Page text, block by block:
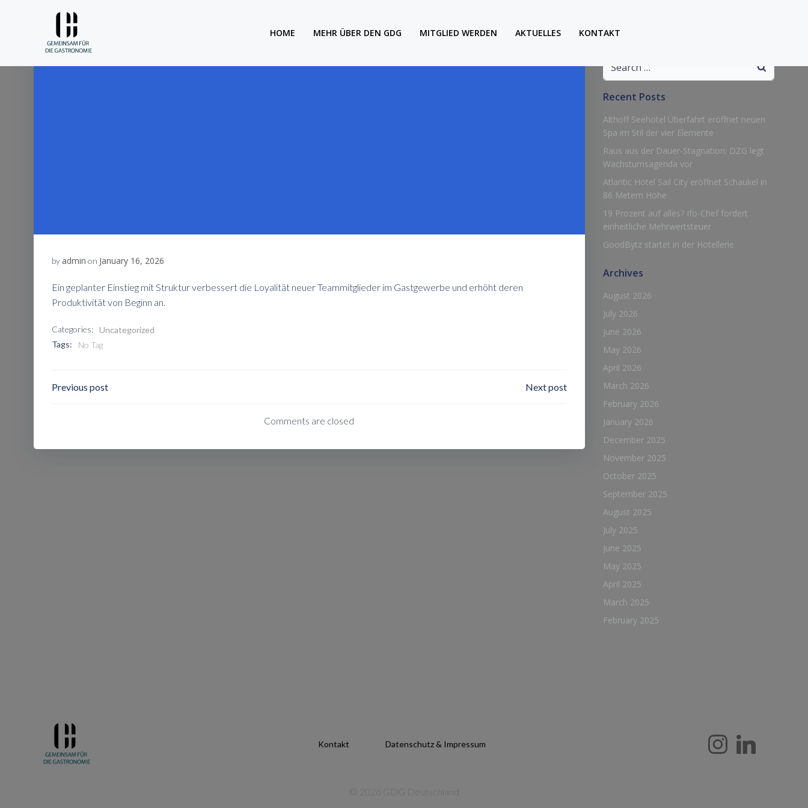
HOME MEHR ÜBER DEN GDG MITGLIED WERDEN AKTUELLES KONTAKT
by admin on January 16, 2026
Ein geplanter Einstieg mit Struktur verbessert die Loyalität neuer Teammitglieder im Gastgewerbe und erhöht deren
Produktivität von Beginn an.
Categories: Uncategorized
Tags:
No Tag
Post
Previous post
Navigation
Next post
Comments are closed
for:
Recent Posts
Althoff Seehotel Überfahrt eröffnet neuen
Spa im Stil der vier Elemente
Raus aus der Dauer-Stagnation: DZG legt
Wachstumsagenda vor
Atlantic Hotel Sail City eröffnet Schaukel in
86 Metern Höhe
19 Prozent auf alles? Ifo-Chef fordert
einheitliche Mehrwertsteuer
GoodBytz startet in der Hotellerie
Archives
August 2026
July 2026
June 2026
May 2026
April 2026
March 2026
February 2026
January 2026
December 2025
November 2025
October 2025
September 2025
August 2025
July 2025
June 2025
May 2025
April 2025
March 2025
February 2025
Kontakt Datenschutz & Impressum